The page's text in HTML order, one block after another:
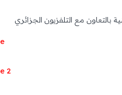
بالتعاون مع التلفزيون الجزائري
2